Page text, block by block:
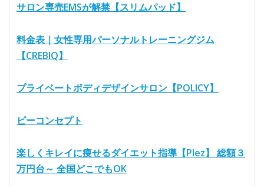
サロン専売EMSが解禁【スリムパッド】
料金表｜女性専用パーソナルトレーニングジム
【CREBIQ】
プライベートボディデザインサロン【POLICY】
ビーコンセプト
楽しくキレイに痩せるダイエット指導【Plez】 総額３
万円台～ 全国どこでもOK